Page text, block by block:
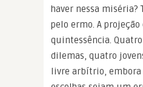
haver nessa miséria?
pelo ermo. A
quintessência.
dilemas, quatro
livre arbítrio,